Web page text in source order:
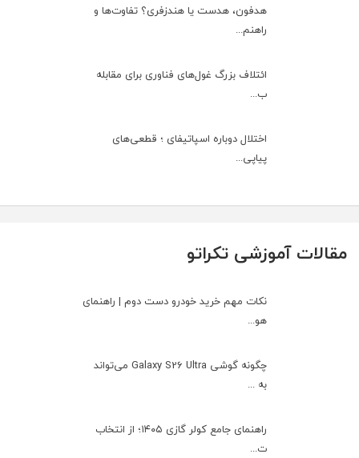
هدفون، هدست یا هندزفری؟ تفاوت‌ها و
راهنم...
ائتلاف بزرگ غول‌های فناوری برای مقابله
ب...
اختلال دوباره اسپاتیفای ؛ قطعی‌های
پیاپی...
مقالات آموزشی تکراتو
نکات مهم خرید خودرو دست دوم | راهنمای
هو...
چگونه گوشی Galaxy S26 Ultra می‌تواند
به ...
راهنمای جامع کولر گازی ۱۴۰۵؛ از انتخاب
ت...